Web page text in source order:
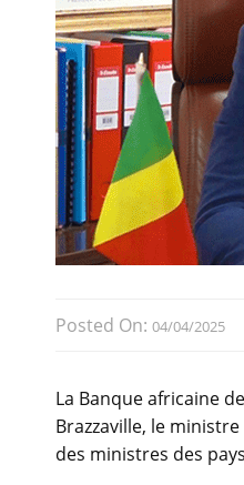
Posted On: 04/04/2025
La Banque africaine
Brazzaville, le
des ministres des